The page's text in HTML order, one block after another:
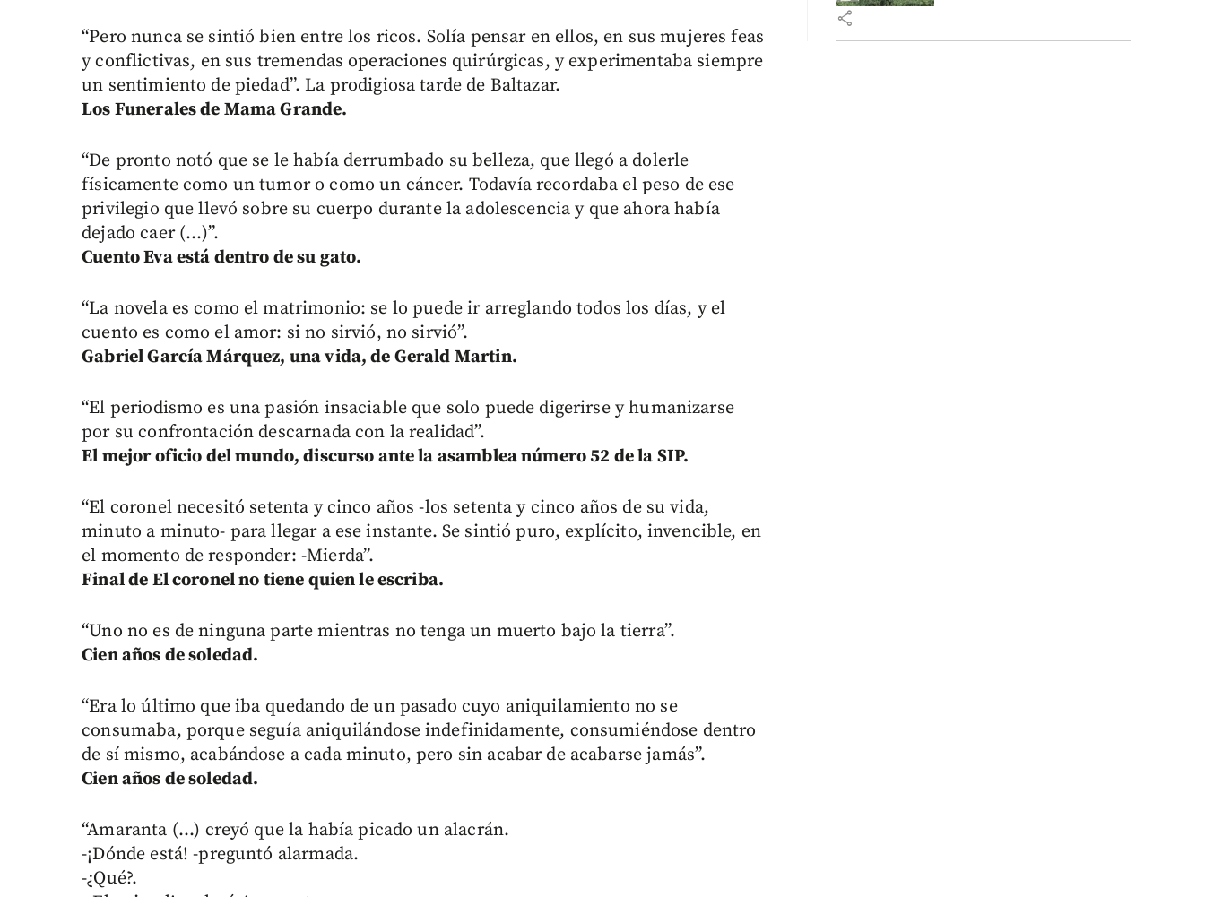
“Pero nunca se sintió bien entre los ricos. Solía pensar en ellos, en sus mujeres feas
y conflictivas, en sus tremendas operaciones quirúrgicas, y experimentaba siempre
un sentimiento de piedad”. La prodigiosa tarde de Baltazar.
Los Funerales de Mama Grande.
“De pronto notó que se le había derrumbado su belleza, que llegó a dolerle
físicamente como un tumor o como un cáncer. Todavía recordaba el peso de ese
privilegio que llevó sobre su cuerpo durante la adolescencia y que ahora había
dejado caer (...)”.
Cuento Eva está dentro de su gato.
“La novela es como el matrimonio: se lo puede ir arreglando todos los días, y el
cuento es como el amor: si no sirvió, no sirvió”.
Gabriel García Márquez, una vida, de Gerald Martin.
“El periodismo es una pasión insaciable que solo puede digerirse y humanizarse
por su confrontación descarnada con la realidad”.
El mejor oficio del mundo, discurso ante la asamblea número 52 de la SIP.
“El coronel necesitó setenta y cinco años -los setenta y cinco años de su vida,
minuto a minuto- para llegar a ese instante. Se sintió puro, explícito, invencible, en
el momento de responder: -Mierda”.
Final de El coronel no tiene quien le escriba.
“Uno no es de ninguna parte mientras no tenga un muerto bajo la tierra”.
Cien años de soledad.
“Era lo último que iba quedando de un pasado cuyo aniquilamiento no se
consumaba, porque seguía aniquilándose indefinidamente, consumiéndose dentro
de sí mismo, acabándose a cada minuto, pero sin acabar de acabarse jamás”.
Cien años de soledad.
“Amaranta (...) creyó que la había picado un alacrán.
-¡Dónde está! -preguntó alarmada.
-¿Qué?.
share